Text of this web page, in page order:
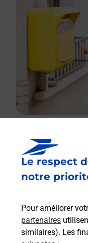
Le respect
notre
Pour améliorer
partenaires
similaires). Les
Boîte aux
Prochaine
Le Village
Saint
Itinéraire
Le lien s'ouvre dans un